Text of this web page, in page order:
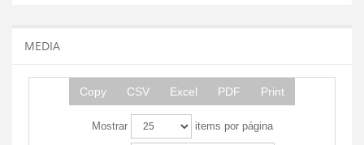
MEDIA
Copy CSV Excel PDF Print
Mostrar items por página